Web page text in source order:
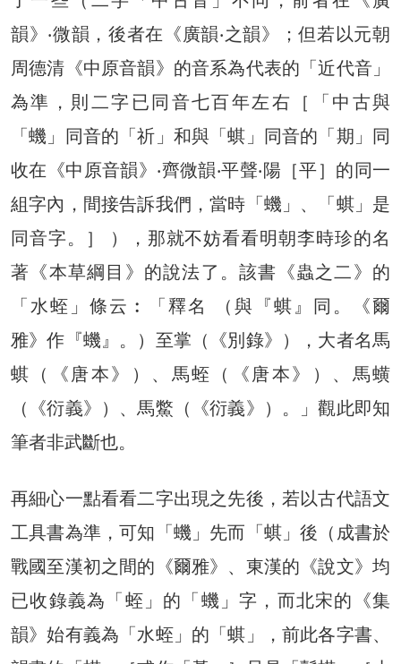
韻》‧微韻，後者在《廣韻‧之韻》；但若以元朝
周德清《中原音韻》的音系為代表的「近代音」
為準，則二字已同音七百年左右［「中古與
「蟣」同音的「祈」和與「蜞」同音的「期」同
收在《中原音韻》‧齊微韻‧平聲‧陽［平］的同一
組字內，間接告訴我們，當時「蟣」、「蜞」是
同音字。］ ），那就不妨看看明朝李時珍的名
著《本草綱目》的說法了。該書《蟲之二》的
「水蛭」條云︰「釋名 （與『蜞』同。《爾
雅》作『蟣』。）至掌（《別錄》），大者名馬
蜞（《唐本》）、馬蛭（《唐本》）、馬蟥
（《衍義》）、馬鱉（《衍義》）。」觀此即知
筆者非武斷也。
再細心一點看看二字出現之先後，若以古代語文
工具書為準，可知「蟣」先而「蜞」後（成書於
戰國至漢初之間的《爾雅》、東漢的《說文》均
已收錄義為「蛭」的「蟣」字，而北宋的《集
韻》始有義為「水蛭」的「蜞」，前此各字書、